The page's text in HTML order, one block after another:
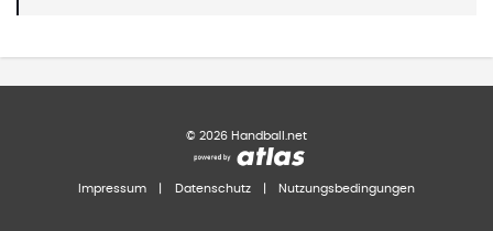
© 2026 Handball.net
Impressum Datenschutz Nutzungsbedingungen